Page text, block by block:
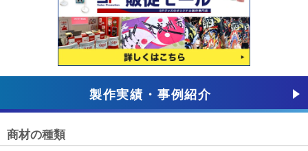
製作実績・事例紹介
商材の種類